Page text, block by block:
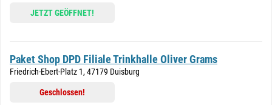
JETZT GEÖFFNET!
Paket Shop DPD Filiale Trinkhalle Oliver Grams
Friedrich-Ebert-Platz 1, 47179 Duisburg
Geschlossen!